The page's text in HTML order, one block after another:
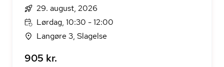
29. august, 2026
Lørdag, 10:30 - 12:00
Langøre 3, Slagelse
905 kr.